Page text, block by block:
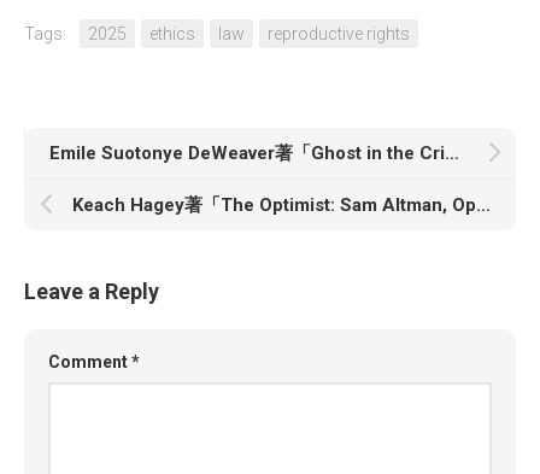
Tags: 2025 ethics law reproductive rights
Emile Suotonye DeWeaver著「Ghost in the Criminal Justice Machine: Reform, White Supremacy, and an Abolitionist Future」
Keach Hagey著「The Optimist: Sam Altman, Openai, and the Race to Invent the Future」
Leave a Reply
Comment*